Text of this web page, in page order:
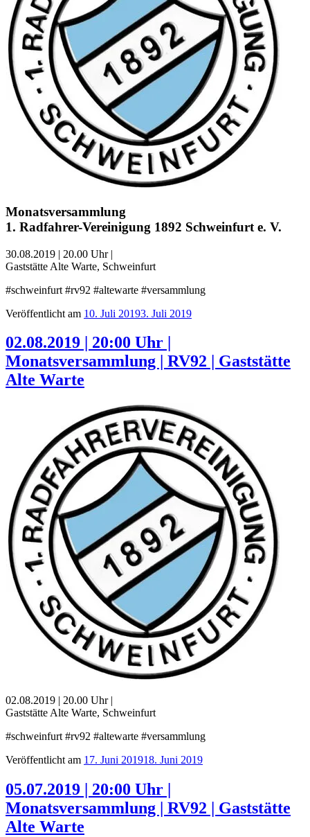
Monatsversammlung
1. Radfahrer-Vereinigung 1892 Schweinfurt e. V.
30.08.2019 | 20.00 Uhr |
Gaststätte Alte Warte, Schweinfurt
#schweinfurt #rv92 #altewarte #versammlung
Veröffentlicht am 10. Juli 20193. Juli 2019
02.08.2019 | 20:00 Uhr |
Monatsversammlung | RV92 | Gaststätte
Alte Warte
02.08.2019 | 20.00 Uhr |
Gaststätte Alte Warte, Schweinfurt
#schweinfurt #rv92 #altewarte #versammlung
Veröffentlicht am 17. Juni 201918. Juni 2019
05.07.2019 | 20:00 Uhr |
Monatsversammlung | RV92 | Gaststätte
Alte Warte